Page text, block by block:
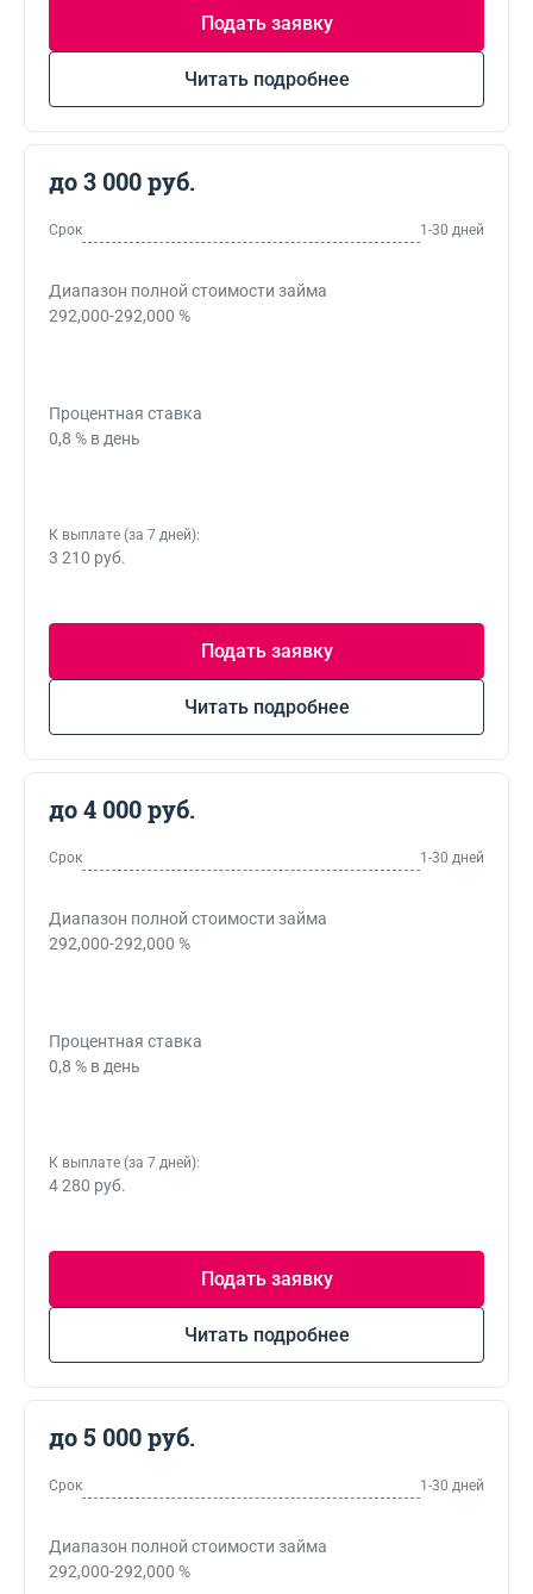
Подать заявку
Читать подробнее
до 3 000 руб.
Срок 1-30 дней
Диапазон полной стоимости займа
292,000-292,000 %
Процентная ставка
0,8 % в день
К выплате (за 7 дней):
3 210 руб.
Подать заявку
Читать подробнее
до 4 000 руб.
Срок 1-30 дней
Диапазон полной стоимости займа
292,000-292,000 %
Процентная ставка
0,8 % в день
К выплате (за 7 дней):
4 280 руб.
Подать заявку
Читать подробнее
до 5 000 руб.
Срок 1-30 дней
Диапазон полной стоимости займа
292,000-292,000 %